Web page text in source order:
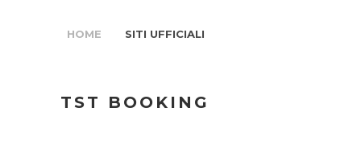
HOME SITI UFFICIALI
TST BOOKING